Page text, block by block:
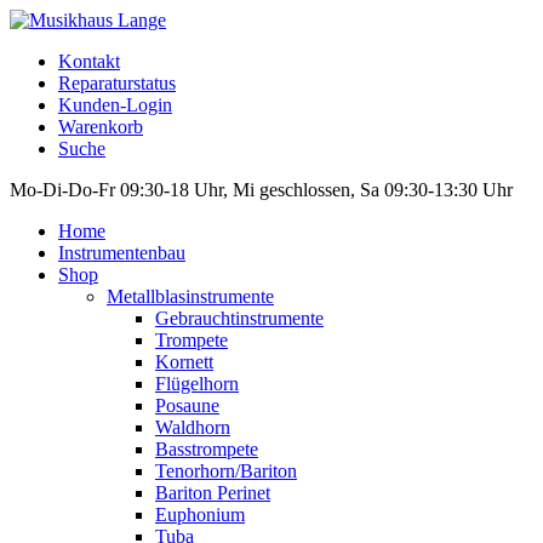
Kontakt
Reparaturstatus
Kunden-Login
Warenkorb
Suche
Mo-Di-Do-Fr 09:30-18 Uhr, Mi geschlossen, Sa 09:30-13:30 Uhr
Home
Instrumentenbau
Shop
Metallblasinstrumente
Gebrauchtinstrumente
Trompete
Kornett
Flügelhorn
Posaune
Waldhorn
Basstrompete
Tenorhorn/Bariton
Bariton Perinet
Euphonium
Tuba